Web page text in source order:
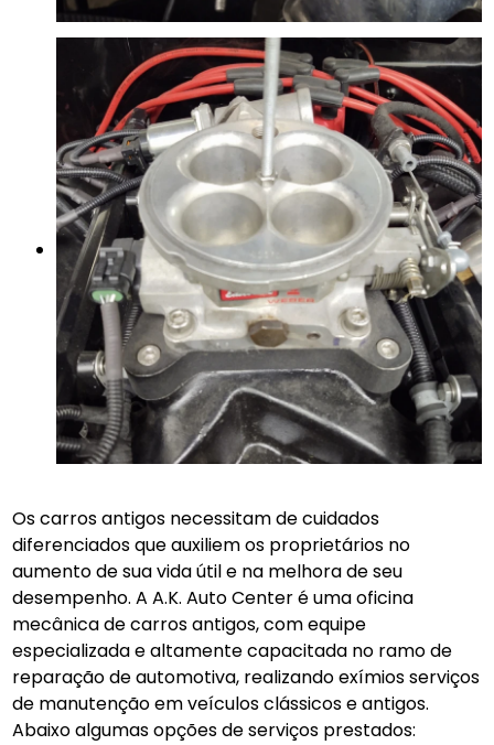
Os carros antigos necessitam de cuidados
diferenciados que auxiliem os proprietários no
aumento de sua vida útil e na melhora de seu
desempenho. A A.K. Auto Center é uma oficina
mecânica de carros antigos, com equipe
especializada e altamente capacitada no ramo de
reparação de automotiva, realizando exímios serviços
de manutenção em veículos clássicos e antigos.
Abaixo algumas opções de serviços prestados: